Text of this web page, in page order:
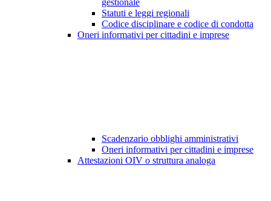
gestionale
Statuti e leggi regionali
Codice disciplinare e codice di condotta
Oneri informativi per cittadini e imprese
Scadenzario obblighi amministrativi
Oneri informativi per cittadini e imprese
Attestazioni OIV o struttura analoga